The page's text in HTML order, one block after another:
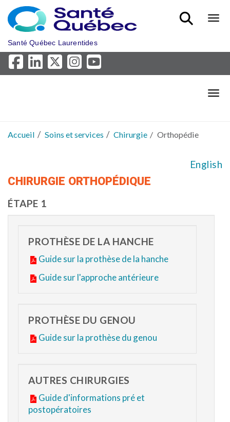
Aller au menu principal
Santé Québec Laurentides
Accueil Soins et services Chirurgie Orthopédie
English
CHIRURGIE ORTHOPÉDIQUE
ÉTAPE 1
PROTHÈSE DE LA HANCHE
Guide sur la prothèse de la hanche
Guide sur l'approche antérieure
PROTHÈSE DU GENOU
Guide sur la prothèse du genou
AUTRES CHIRURGIES
Guide d'informations pré et
postopératoires